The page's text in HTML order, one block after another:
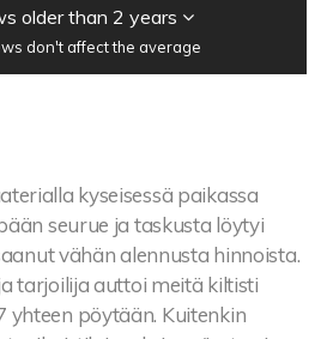
older than 2 years
don't affect the average
kyseisessä paikassa
seurue ja taskusta löytyi
vähän alennusta hinnoista.
tarjoilija auttoi meitä kiltisti
yhteen pöytään. Kuitenkin